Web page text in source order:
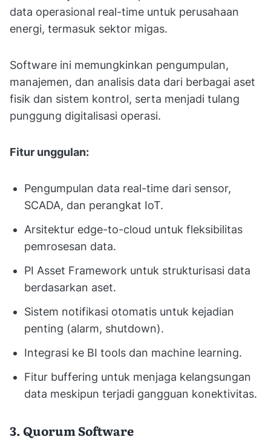
data operasional real-time untuk perusahaan
energi, termasuk sektor migas.
Software ini memungkinkan pengumpulan,
manajemen, dan analisis data dari berbagai aset
fisik dan sistem kontrol, serta menjadi tulang
punggung digitalisasi operasi.
Fitur unggulan:
Pengumpulan data real-time dari sensor,
SCADA, dan perangkat IoT.
Arsitektur edge-to-cloud untuk fleksibilitas
pemrosesan data.
PI Asset Framework untuk strukturisasi data
berdasarkan aset.
Sistem notifikasi otomatis untuk kejadian
penting (alarm, shutdown).
Integrasi ke BI tools dan machine learning.
Fitur buffering untuk menjaga kelangsungan
data meskipun terjadi gangguan konektivitas.
3. Quorum Software